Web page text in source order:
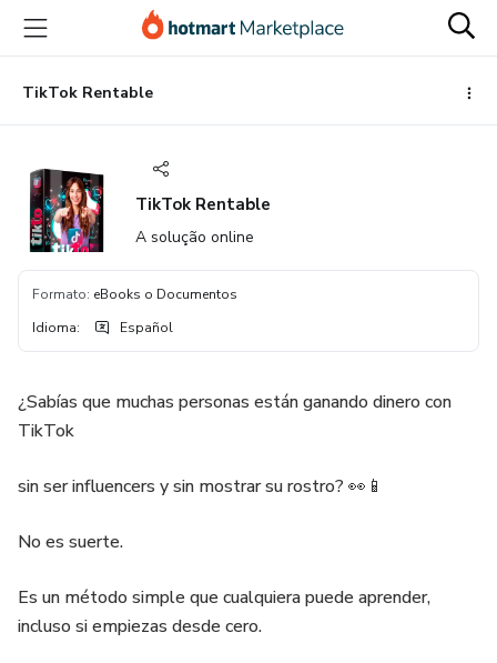
principal
página
de
página
TikTok Rentable
TikTok Rentable
A solução online
Formato: eBooks o Documentos
Idioma: Español
¿Sabías que muchas personas están ganando dinero con
TikTok
sin ser influencers y sin mostrar su rostro? 👀📱
No es suerte.
Es un método simple que cualquiera puede aprender,
incluso si empiezas desde cero.